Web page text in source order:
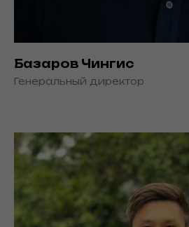
Базаров Чингис
Генеральный директор